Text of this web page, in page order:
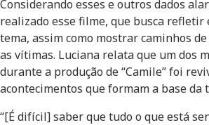
Considerando esses e outros dados
realizado esse filme, que busca
tema, assim como mostrar caminhos
as vítimas. Luciana relata que um dos
durante a produção de “Camile” foi
acontecimentos que formam a base da
“[É difícil] saber que tudo o que está